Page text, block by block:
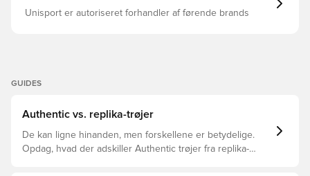
Unisport er autoriseret forhandler af førende brands
GUIDES
Authentic vs. replika-trøjer
De kan ligne hinanden, men forskellene er betydelige.
Opdag, hvad der adskiller Authentic trøjer fra replika-